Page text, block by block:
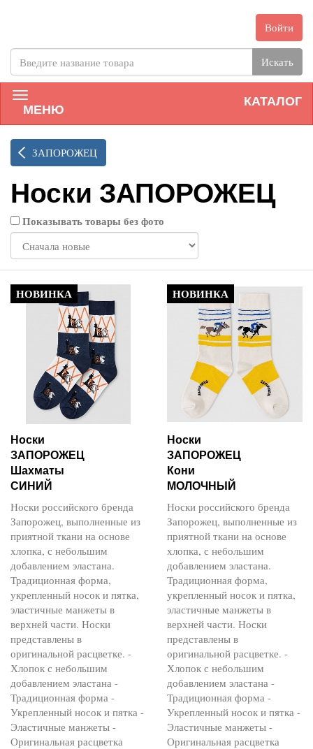
Войти
Искать
КАТАЛОГ
МЕНЮ
ЗАПОРОЖЕЦ
Носки ЗАПОРОЖЕЦ
Показывать товары без фото
НОВИНКА
Носки
ЗАПОРОЖЕЦ
Шахматы
СИНИЙ
Носки российского бренда
Запорожец, выполненные из
приятной ткани на основе
хлопка, с небольшим
добавлением эластана.
Традиционная форма,
укрепленный носок и пятка,
эластичные манжеты в
верхней части. Носки
представлены в
оригинальной расцветке. -
Хлопок с небольшим
добавлением эластана -
Традиционная форма -
Укрепленный носок и пятка -
Эластичные манжеты -
Оригинальная расцветка
НОВИНКА
Носки
ЗАПОРОЖЕЦ
Кони
МОЛОЧНЫЙ
Носки российского бренда
Запорожец, выполненные из
приятной ткани на основе
хлопка, с небольшим
добавлением эластана.
Традиционная форма,
укрепленный носок и пятка,
эластичные манжеты в
верхней части. Носки
представлены в
оригинальной расцветке. -
Хлопок с небольшим
добавлением эластана -
Традиционная форма -
Укрепленный носок и пятка -
Эластичные манжеты -
Оригинальная расцветка